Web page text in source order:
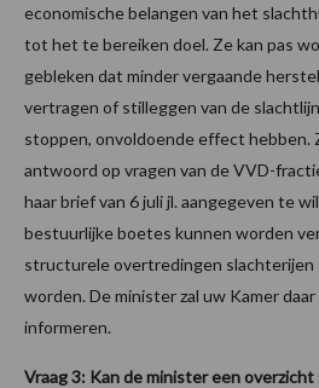
economische belangen van het
tot het te bereiken doel. Ze kan pas
gebleken dat minder vergaande
vertragen of stilleggen van de
stoppen, onvoldoende effect hebben.
antwoord op vragen van de VVD-
haar brief van 6 juli jl. aangegeven te
bestuurlijke boetes kunnen worden
structurele overtredingen slachterijen
worden. De minister zal uw Kamer
informeren.
Vraag 3: Kan de minister een